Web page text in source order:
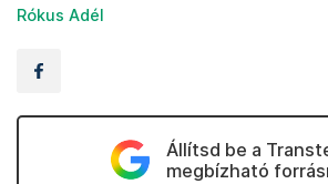
Rókus Adél
Állítsd be a
megbízható